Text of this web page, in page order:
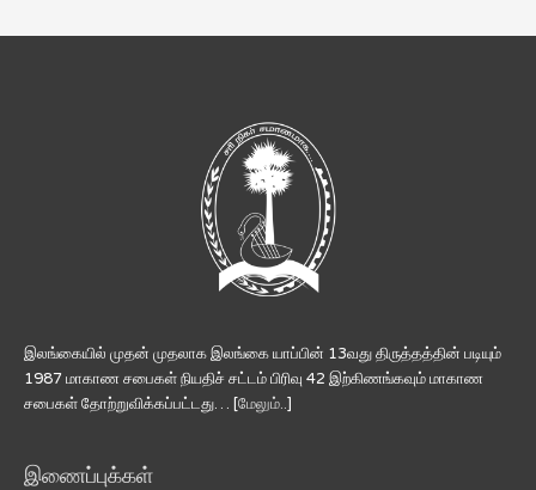
இலங்கையில் முதன் முதலாக இலங்கை யாப்பின் 13வது திருத்தத்தின் படியும்
1987 மாகாண சபைகள் நியதிச் சட்டம் பிரிவு 42 இற்கிணங்கவும் மாகாண
சபைகள் தோற்றுவிக்கப்பட்டது… [மேலும்..]
இணைப்புக்கள்